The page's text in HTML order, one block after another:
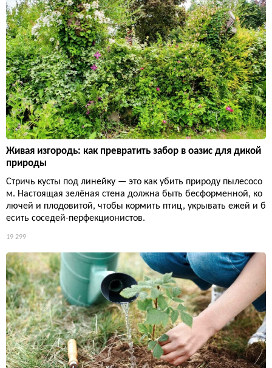
Живая изгородь: как превратить забор в оазис для дикой
природы
Стричь кусты под линейку — это как убить природу пылесосо
м. Настоящая зелёная стена должна быть бесформенной, ко
лючей и плодовитой, чтобы кормить птиц, укрывать ежей и б
есить соседей-перфекционистов.
19 299